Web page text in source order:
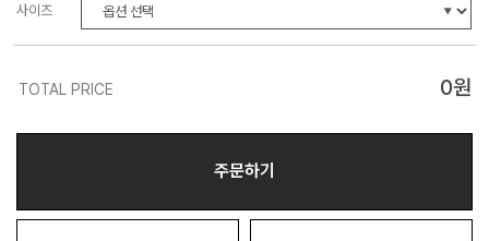
사이즈
TOTAL PRICE 0원
주문하기